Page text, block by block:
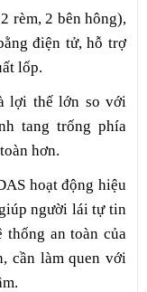
rèm, 2 bên hông),
điện tử, hỗ trợ
lốp.
lợi thế lớn so với
tang trống phía
hơn.
hoạt động hiệu
người lái tự tin
an toàn của
cần làm quen với